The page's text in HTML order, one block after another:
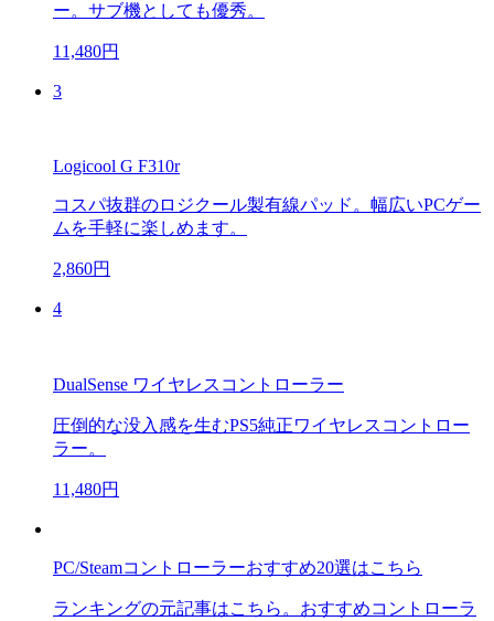
ー。サブ機としても優秀。
11,480円
3
Logicool G F310r
コスパ抜群のロジクール製有線パッド。幅広いPCゲー
ムを手軽に楽しめます。
2,860円
4
DualSense ワイヤレスコントローラー
圧倒的な没入感を生むPS5純正ワイヤレスコントロー
ラー。
11,480円
PC/Steamコントローラーおすすめ20選はこちら
ランキングの元記事はこちら。おすすめコントローラ